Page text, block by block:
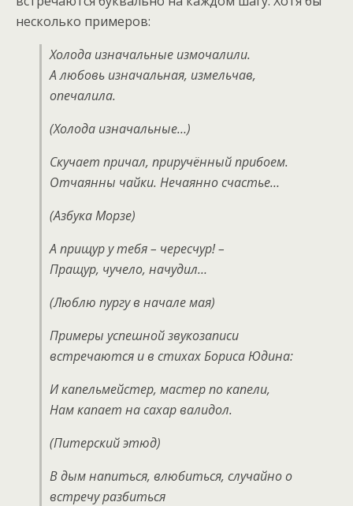
несколько примеров:
Холода изначальные измочалили.
А любовь изначальная, измельчав,
опечалила.
(Холода изначальные…)
Скучает причал, приручённый прибоем.
Отчаянны чайки. Нечаянно счастье…
(Азбука Морзе)
А прищур у тебя – чересчур! –
Пращур, чучело, начудил…
(Люблю пургу в начале мая)
Примеры успешной звукозаписи
встречаются и в стихах Бориса Юдина:
И капельмейстер, мастер по капели,
Нам капает на сахар валидол.
(Питерский этюд)
В дым напиться, влюбиться, случайно о
встречу разбиться